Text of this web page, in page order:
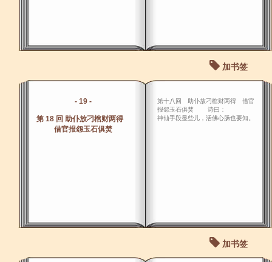
加书签
- 19 -
第 18 回 助仆放刁棺财两得
借官报怨玉石俱焚
第十八回 助仆放刁棺财两得 借官
报怨玉石俱焚 诗曰：
神仙手段显些儿，活佛心肠也要知。
加书签